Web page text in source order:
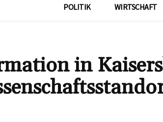
POLITIK WIRTSCHAFT
in